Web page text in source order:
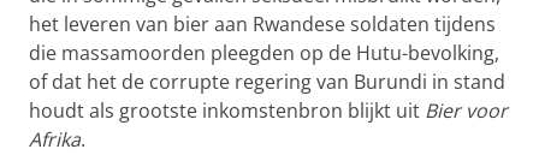
het leveren van bier aan Rwandese soldaten tijdens
die massamoorden pleegden op de Hutu-bevolking,
of dat het de corrupte regering van Burundi in stand
houdt als grootste inkomstenbron blijkt uit Bier voor
Afrika.